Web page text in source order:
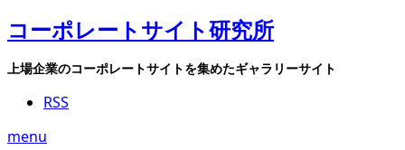
コーポレートサイト研究所
上場企業のコーポレートサイトを集めたギャラリーサイト
RSS
menu